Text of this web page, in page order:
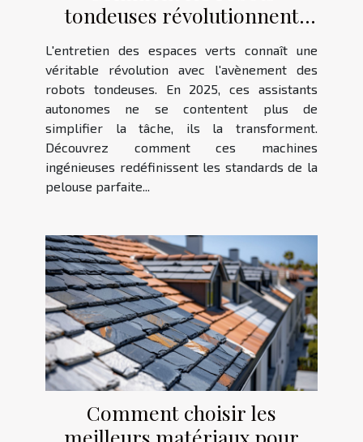
tondeuses révolutionnent
l'entretien des jardins en 2025
L'entretien des espaces verts connaît une
véritable révolution avec l'avènement des
robots tondeuses. En 2025, ces assistants
autonomes ne se contentent plus de
simplifier la tâche, ils la transforment.
Découvrez comment ces machines
ingénieuses redéfinissent les standards de la
pelouse parfaite...
Comment choisir les